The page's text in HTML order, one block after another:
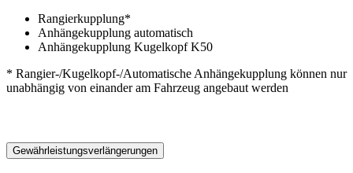
Rangierkupplung*
Anhängekupplung automatisch
Anhängekupplung Kugelkopf K50
* Rangier-/Kugelkopf-/Automatische Anhängekupplung können nur
unabhängig von einander am Fahrzeug angebaut werden
Gewährleistungsverlängerungen